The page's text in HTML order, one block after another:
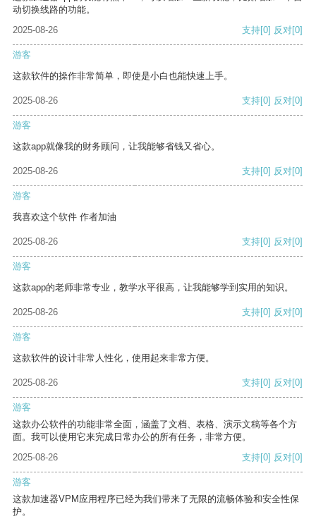
动切换线路的功能。
2025-08-26
支持[0] 反对[0]
游客
这款软件的操作非常简单，即使是小白也能快速上手。
2025-08-26 支持[0] 反对[0]
游客
这款app就像我的财务顾问，让我能够省钱又省心。
2025-08-26 支持[0] 反对[0]
游客
我喜欢这个软件 作者加油
2025-08-26 支持[0] 反对[0]
游客
这款app的老师非常专业，教学水平很高，让我能够学到实用的知识。
2025-08-26 支持[0] 反对[0]
游客
这款软件的设计非常人性化，使用起来非常方便。
2025-08-26 支持[0] 反对[0]
游客
这款办公软件的功能非常全面，涵盖了文档、表格、演示文稿等各个方
面。我可以使用它来完成日常办公的所有任务，非常方便。
2025-08-26
支持[0] 反对[0]
游客
这款加速器VPM应用程序已经为我们带来了无限的流畅体验和安全性保
护。